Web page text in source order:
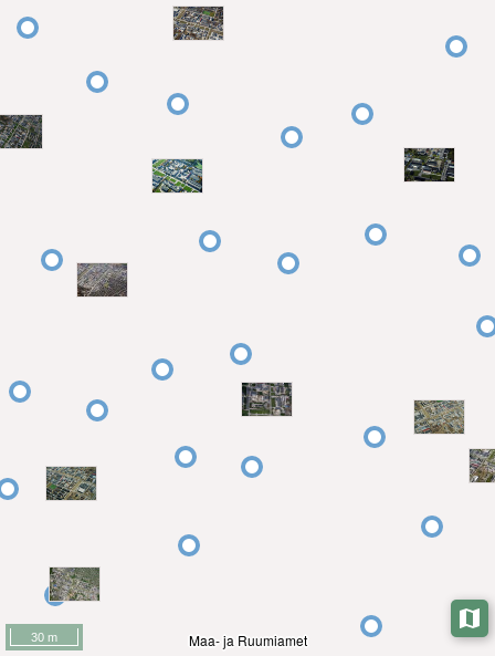
Maa- ja Ruumiamet
30 m